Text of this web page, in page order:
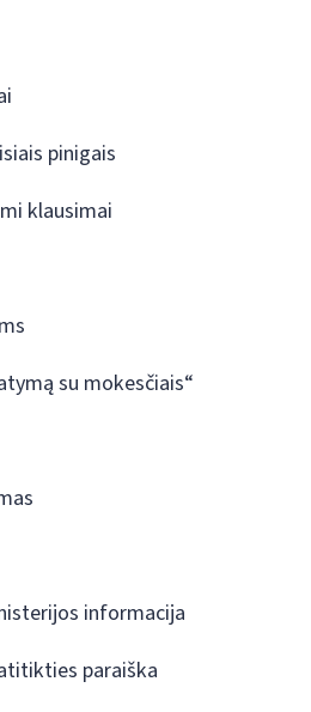
pinigais
klausimai
su mokesčiais“
informacija
paraiška